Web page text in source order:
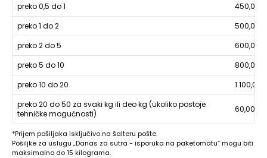
preko 0,5 do 1
450,00
preko 1 do 2
500,00
preko 2 do 5
600,00
preko 5 do 10
800,00
preko 10 do 20
1.100,00
preko 20 do 50 za svaki kg ili deo kg (ukoliko postoje
tehničke mogućnosti)
60,00
*Prijem pošiljaka isključivo na šalteru pošte.
Pošiljke za uslugu „Danas za sutra - isporuka na paketomatu“ mogu biti
maksimalno do 15 kilograma.